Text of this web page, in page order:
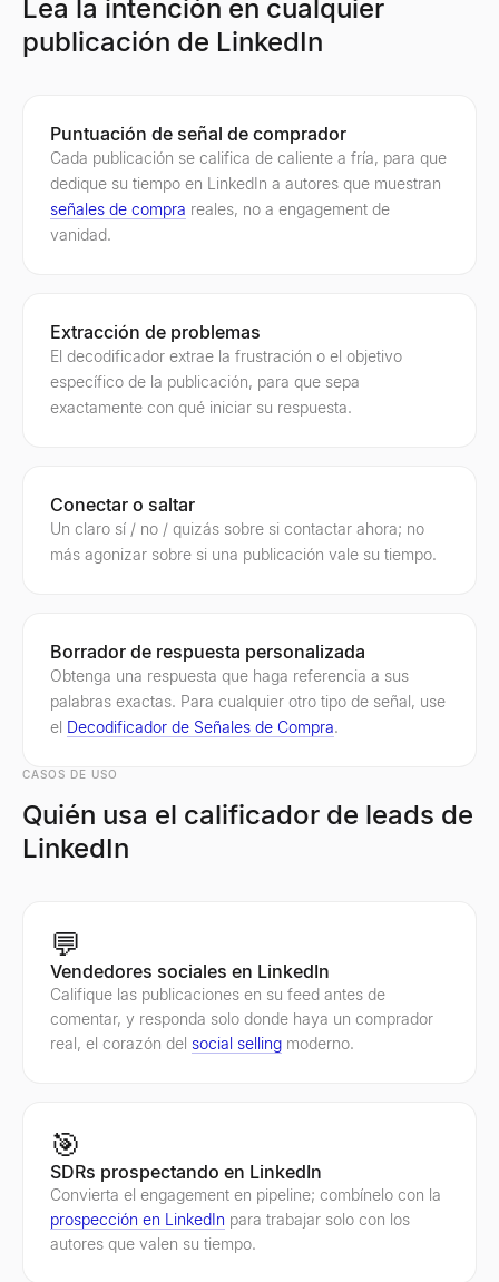
Lea la intención en cualquier
publicación de LinkedIn
Puntuación de señal de comprador
Cada publicación se califica de caliente a fría, para que
dedique su tiempo en LinkedIn a autores que muestran
señales de compra reales, no a engagement de
vanidad.
Extracción de problemas
El decodificador extrae la frustración o el objetivo
específico de la publicación, para que sepa
exactamente con qué iniciar su respuesta.
Conectar o saltar
Un claro sí / no / quizás sobre si contactar ahora; no
más agonizar sobre si una publicación vale su tiempo.
Borrador de respuesta personalizada
Obtenga una respuesta que haga referencia a sus
palabras exactas. Para cualquier otro tipo de señal, use
el Decodificador de Señales de Compra.
CASOS DE USO
Quién usa el calificador de leads de
LinkedIn
💬
Vendedores sociales en LinkedIn
Califique las publicaciones en su feed antes de
comentar, y responda solo donde haya un comprador
real, el corazón del social selling moderno.
🎯
SDRs prospectando en LinkedIn
Convierta el engagement en pipeline; combínelo con la
prospección en LinkedIn para trabajar solo con los
autores que valen su tiempo.